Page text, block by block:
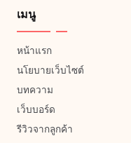
เมนู
หน้าแรก
นโยบายเว็บไซต์
บทความ
เว็บบอร์ด
รีวิวจากลูกค้า